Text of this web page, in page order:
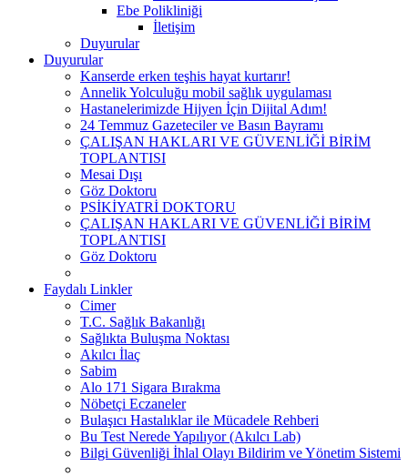
Ebe Polikliniği
İletişim
Duyurular
Duyurular
Kanserde erken teşhis hayat kurtarır!
Annelik Yolculuğu mobil sağlık uygulaması
Hastanelerimizde Hijyen İçin Dijital Adım!
24 Temmuz Gazeteciler ve Basın Bayramı
ÇALIŞAN HAKLARI VE GÜVENLİĞİ BİRİM
TOPLANTISI
Mesai Dışı
Göz Doktoru
PSİKİYATRİ DOKTORU
ÇALIŞAN HAKLARI VE GÜVENLİĞİ BİRİM
TOPLANTISI
Göz Doktoru
Faydalı Linkler
Cimer
T.C. Sağlık Bakanlığı
Sağlıkta Buluşma Noktası
Akılcı İlaç
Sabim
Alo 171 Sigara Bırakma
Nöbetçi Eczaneler
Bulaşıcı Hastalıklar ile Mücadele Rehberi
Bu Test Nerede Yapılıyor (Akılcı Lab)
Bilgi Güvenliği İhlal Olayı Bildirim ve Yönetim Sistemi